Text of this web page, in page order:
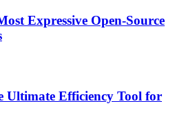
Expressive Open-Source
Ultimate Efficiency Tool for